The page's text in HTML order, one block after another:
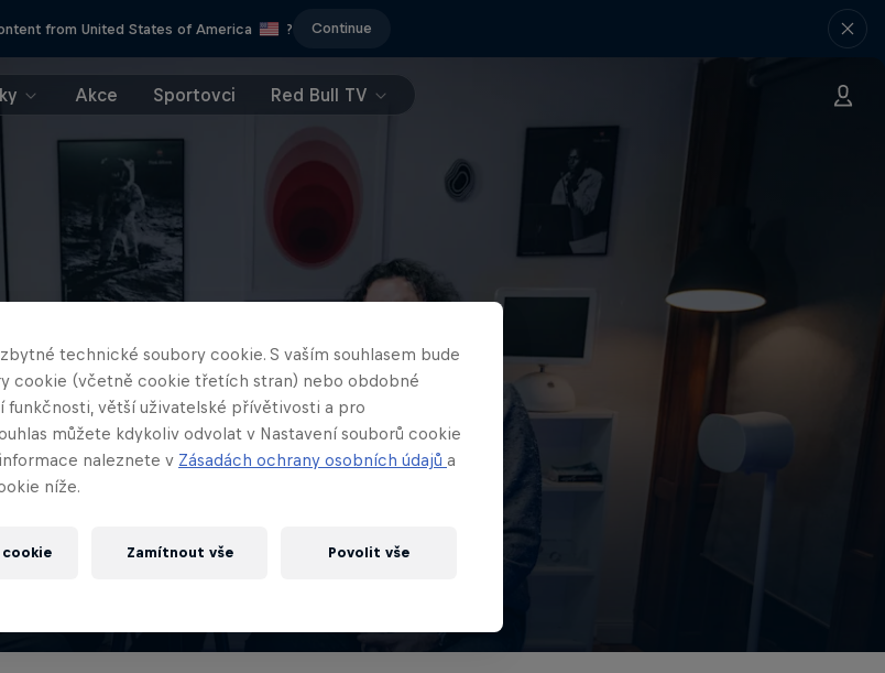
from United States of America ? Continue
Akce Sportovci Red Bull TV
Hustlers
technické soubory cookie. S vaším souhlasem bude
cookie (včetně cookie třetích stran) nebo obdobné
funkčnosti, větší uživatelské přívětivosti a pro
můžete kdykoliv odvolat v Nastavení souborů cookie
naleznete v Zásadách ochrany osobních údajů a
níže.
cookie Zamítnout vše Povolit vše